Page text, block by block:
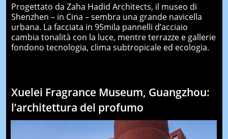
Progettato da Zaha Hadid Architects, il museo di
Shenzhen – in Cina – sembra una grande navicella
urbana. La facciata in 95mila pannelli d’acciaio
cambia tonalità con la luce, mentre terrazze e gallerie
fondono tecnologia, clima subtropicale ed ecologia.
Xuelei Fragrance Museum, Guangzhou:
l’architettura del profumo